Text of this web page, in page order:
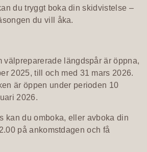
du tryggt boka din skidvistelse –
du vill åka.
välpreparerade längdspår är öppna,
2025, till och med 31 mars 2026.
är öppen under perioden 10
2026.
kan du omboka, eller avboka din
på ankomstdagen och få